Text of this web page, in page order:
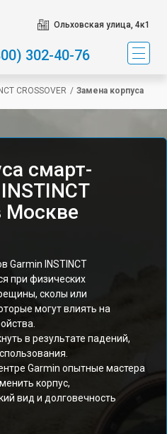
Ольховская улица, 4к1
302-40-76
CROSSOVER / Замена корпуса
смарт-
Москве
Garmin INSTINCT
при физических
сколы или
могут влиять на
в результате падений,
Garmin опытные мастера
корпус,
вид и долговечность